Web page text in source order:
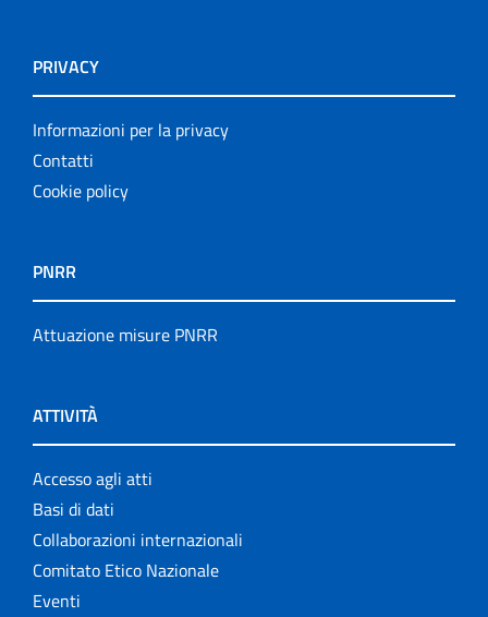
PRIVACY
Informazioni per la privacy
Contatti
Cookie policy
PNRR
Attuazione misure PNRR
ATTIVITÀ
Accesso agli atti
Basi di dati
Collaborazioni internazionali
Comitato Etico Nazionale
Eventi